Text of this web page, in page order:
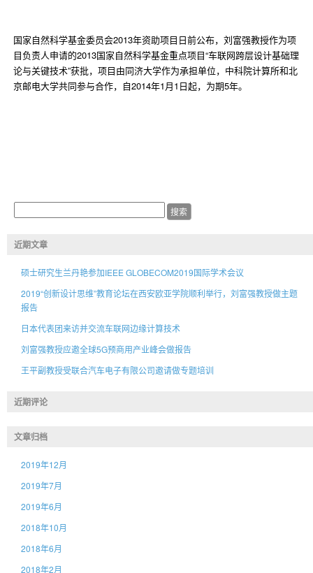
国家自然科学基金委员会2013年资助项目日前公布，刘富强教授作为项
目负责人申请的2013国家自然科学基金重点项目“车联网跨层设计基础理
论与关键技术”获批，项目由同济大学作为承担单位，中科院计算所和北
京邮电大学共同参与合作，自2014年1月1日起，为期5年。
近期文章
硕士研究生兰丹艳参加IEEE GLOBECOM2019国际学术会议
2019“创新设计思维”教育论坛在西安欧亚学院顺利举行，刘富强教授做主题
报告
日本代表团来访并交流车联网边缘计算技术
刘富强教授应邀全球5G预商用产业峰会做报告
王平副教授受联合汽车电子有限公司邀请做专题培训
近期评论
文章归档
2019年12月
2019年7月
2019年6月
2018年10月
2018年6月
2018年2月